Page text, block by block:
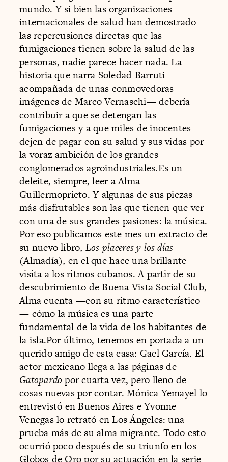
mundo. Y si bien las organizaciones
internacionales de salud han demostrado
las repercusiones directas que las
fumigaciones tienen sobre la salud de las
personas, nadie parece hacer nada. La
historia que narra Soledad Barruti —
acompañada de unas conmovedoras
imágenes de Marco Vernaschi— debería
contribuir a que se detengan las
fumigaciones y a que miles de inocentes
dejen de pagar con su salud y sus vidas por
la voraz ambición de los grandes
conglomerados agroindustriales.Es un
deleite, siempre, leer a Alma
Guillermoprieto. Y algunas de sus piezas
más disfrutables son las que tienen que ver
con una de sus grandes pasiones: la música.
Por eso publicamos este mes un extracto de
su nuevo libro, Los placeres y los días
(Almadía), en el que hace una brillante
visita a los ritmos cubanos. A partir de su
descubrimiento de Buena Vista Social Club,
Alma cuenta —con su ritmo característico
— cómo la música es una parte
fundamental de la vida de los habitantes de
la isla.Por último, tenemos en portada a un
querido amigo de esta casa: Gael García. El
actor mexicano llega a las páginas de
Gatopardo por cuarta vez, pero lleno de
cosas nuevas por contar. Mónica Yemayel lo
entrevistó en Buenos Aires e Yvonne
Venegas lo retrató en Los Ángeles: una
prueba más de su alma migrante. Todo esto
ocurrió poco después de su triunfo en los
Globos de Oro por su actuación en la serie